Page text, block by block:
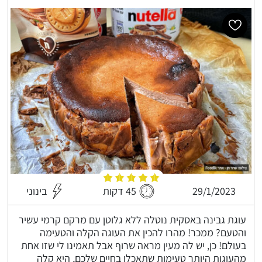
29/1/2023 45 דקות בינוני
עוגת גבינה באסקית נוטלה ללא גלוטן עם מרקם קרמי עשיר
והטעם? ממכר! מהרו להכין את העוגה הקלה והטעימה
בעולם! כן, יש לה מעין מראה שרוף אבל תאמינו לי שזו אחת
מהעוגות היותר טעימות שתאכלו בחיים שלכם, היא קלה